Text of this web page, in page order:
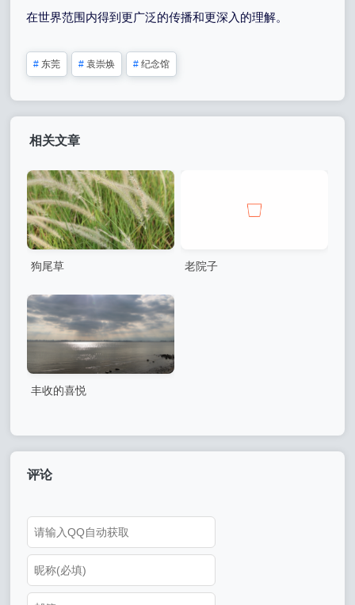
在世界范围内得到更广泛的传播和更深入的理解。
# 东莞 # 袁崇焕 # 纪念馆
相关文章
狗尾草 老院子
丰收的喜悦
评论